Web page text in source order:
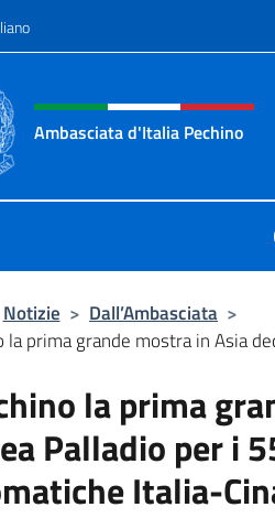
sito, social
Ambasciata d'Italia Pechino
Notizie > Dall’Ambasciata >
la prima grande mostra in Asia
la prima
Palladio per i
Italia-